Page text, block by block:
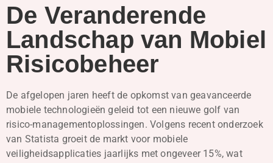
De Veranderende
Landschap van Mobiel
Risicobeheer
De afgelopen jaren heeft de opkomst van geavanceerde
mobiele technologieën geleid tot een nieuwe golf van
risico-managementoplossingen. Volgens recent onderzoek
van Statista groeit de markt voor mobiele
veiligheidsapplicaties jaarlijks met ongeveer 15%, wat